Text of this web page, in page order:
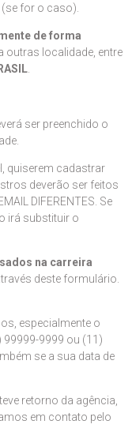
for o caso).
de forma
outras localidade, entre
ser preenchido o
quiserem cadastrar
deverão ser feitos
DIFERENTES. Se
irá substituir o
na carreira
deste formulário.
especialmente o
99999-9999 ou (11)
se a sua data de
retorno da agência,
em contato pelo